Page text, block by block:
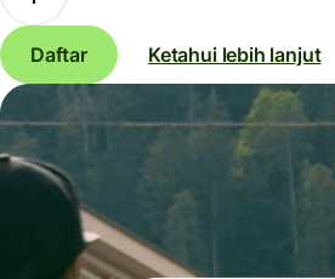
Daftar Ketahui lebih lanjut